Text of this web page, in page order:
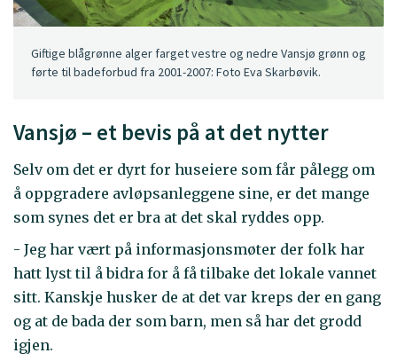
Giftige blågrønne alger farget vestre og nedre Vansjø grønn og
førte til badeforbud fra 2001-2007: Foto Eva Skarbøvik.
Vansjø – et bevis på at det nytter
Selv om det er dyrt for huseiere som får pålegg om
å oppgradere avløpsanleggene sine, er det mange
som synes det er bra at det skal ryddes opp.
- Jeg har vært på informasjonsmøter der folk har
hatt lyst til å bidra for å få tilbake det lokale vannet
sitt. Kanskje husker de at det var kreps der en gang
og at de bada der som barn, men så har det grodd
igjen.